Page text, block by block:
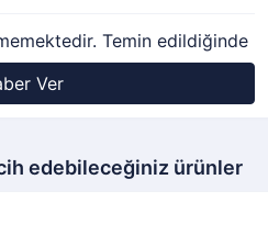
Temin edildiğinde
Ver
edebileceğiniz ürünler